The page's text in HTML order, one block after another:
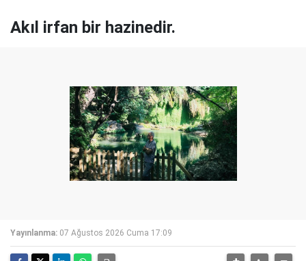
Akıl irfan bir hazinedir.
Yayınlanma: 07 Ağustos 2026 Cuma 17:09